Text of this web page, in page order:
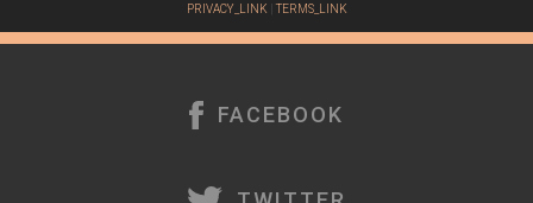
PRIVACY_LINK |TERMS_LINK
FACEBOOK